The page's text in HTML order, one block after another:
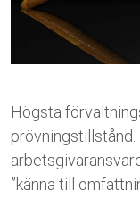
Högsta
”känna till